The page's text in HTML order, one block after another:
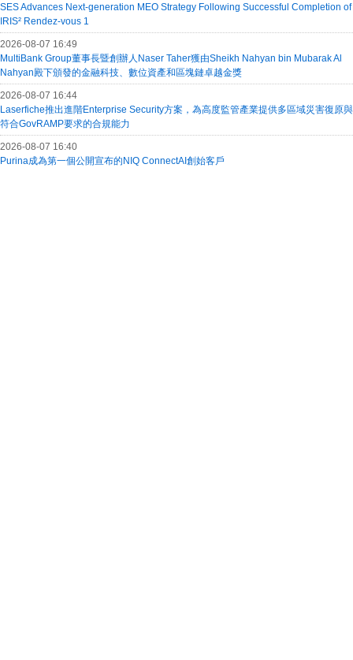
SES Advances Next-generation MEO Strategy Following Successful Completion of
IRIS² Rendez-vous 1
2026-08-07 16:49
MultiBank Group董事長暨創辦人Naser Taher獲由Sheikh Nahyan bin Mubarak Al
Nahyan殿下頒發的金融科技、數位資產和區塊鏈卓越金獎
2026-08-07 16:44
Laserfiche推出進階Enterprise Security方案，為高度監管產業提供多區域災害復原與
符合GovRAMP要求的合規能力
2026-08-07 16:40
Purina成為第一個公開宣布的NIQ ConnectAI創始客戶